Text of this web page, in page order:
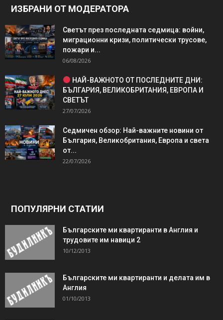
ИЗБРАНИ ОТ МОДЕРАТОРА
Светът през последната седмица: войни,
миграционни кризи, политически трусове,
пожари и...
06/08/2026
НАЙ-ВАЖНОТО ОТ ПОСЛЕДНИТЕ ДНИ:
БЪЛГАРИЯ, ВЕЛИКОБРИТАНИЯ, ЕВРОПА И
СВЕТЪТ
27/07/2026
Седмичен обзор: Най-важните новини от
България, Великобритания, Европа и света
от...
22/07/2026
ПОПУЛЯРНИ СТАТИИ
Българските ми квартиранти в Англия и
трудовите им навици 2
10/12/2013
Българските ми квартиранти и делата им в
Англия
01/10/2013